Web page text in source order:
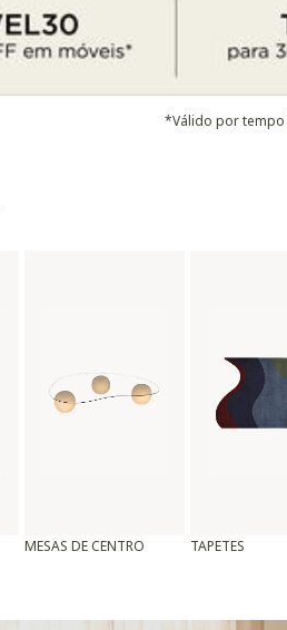
*Válido por
MESAS DE CENTRO TAPETES